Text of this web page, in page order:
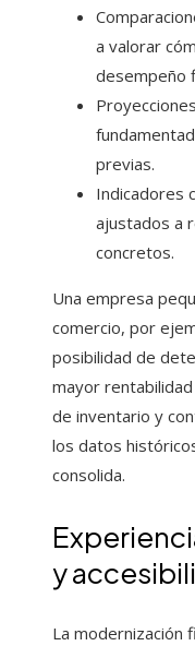
a valorar
desempeño
previas.
Indicadores
ajustados a
concretos.
Una empresa
comercio, por
posibilidad de
mayor
de inventario y
los datos
consolida.
y
La modernización